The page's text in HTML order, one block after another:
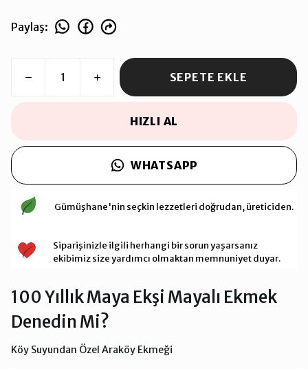
Paylaş:
SEPETE EKLE
HIZLI AL
WHATSAPP
Gümüşhane'nin seçkin lezzetleri doğrudan, üreticiden.
Siparişinizle ilgili herhangi bir sorun yaşarsanız
ekibimiz size yardımcı olmaktan memnuniyet duyar.
100 Yıllık Maya Ekşi Mayalı Ekmek
Denedin Mi?
Köy Suyundan Özel Araköy Ekmeği